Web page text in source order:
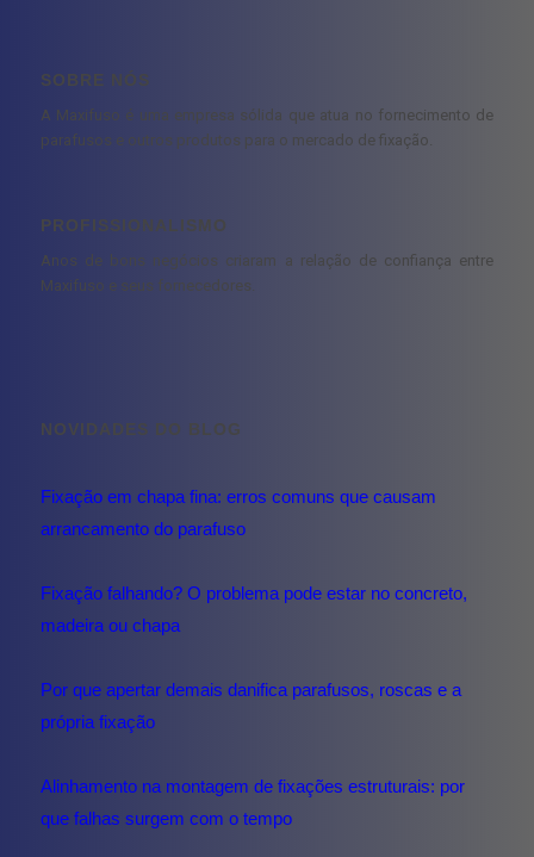
SOBRE NÓS
A Maxifuso é uma empresa sólida que atua no fornecimento de
parafusos e outros produtos para o mercado de fixação.
PROFISSIONALISMO
Anos de bons negócios criaram a relação de confiança entre
Maxifuso e seus fornecedores.
NOVIDADES DO BLOG
Fixação em chapa fina: erros comuns que causam
arrancamento do parafuso
Fixação falhando? O problema pode estar no concreto,
madeira ou chapa
Por que apertar demais danifica parafusos, roscas e a
própria fixação
Alinhamento na montagem de fixações estruturais: por
que falhas surgem com o tempo